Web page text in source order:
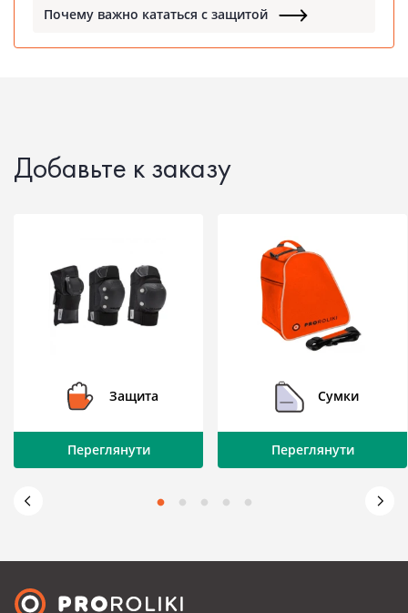
Почему важно кататься с защитой
Добавьте к заказу
Защита
Переглянути
Сумки
Переглянути